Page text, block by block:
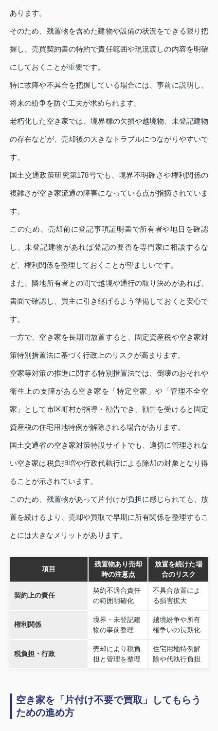
あります。
そのため、残置物を含めた建物や設備の状況をできる限り把
握し、売買契約書の特約で責任範囲や現況渡しの内容を明確
にしておくことが重要です。
特に故障や不具合を把握している場合には、事前に説明し、
将来の紛争を防ぐ工夫が求められます。
老朽化した空き家では、境界標の欠損や越境物、未登記建物
の存在などが、売却後の大きなトラブルにつながりやすいで
す。
国土交通政策研究第178号でも、境界不明確さや権利関係の
複雑さが空き家流通の障害になっている点が指摘されていま
す。
このため、売却前に登記事項証明書で所有者や地目を確認
し、未登記建物があれば登記の要否を専門家に相談するな
ど、権利関係を整理しておくことが望ましいです。
また、隣地所有者との間で越境や通行の取り決めがあれば、
書面で確認し、買主に引き継げるよう準備しておくと安心で
す。
一方で、空き家を長期間放置すると、固定資産税や空き家対
策特別措置法に基づく行政上のリスクが高まります。
空家等対策の推進に関する特別措置法では、倒壊のおそれや
衛生上の支障がある空き家を「特定空家」や「管理不全空
家」として市区町村が指導・勧告でき、勧告を受けると固定
資産税の住宅用地特例が解除される場合があります。
国土交通省の空き家対策特設サイトでも、適切に管理されな
い空き家は税負担増や行政代執行による除却の対象となり得
ることが示されています。
このため、残置物があって片付けが負担に感じられても、放
置を続けるより、売却や買取で早期に所有関係を整理するこ
とには大きなメリットがあります。
項目
残置物あり売却
時の注意点
放置を続けた場
合のリスク
契約上の責任
契約不適合責任
の範囲明確化
不具合放置によ
る損害拡大
権利関係
境界・未登記建
物の事前整理
越境紛争や所有
権争いの長期化
税負担・行政
売却により税負
担と管理を整理
住宅用地特例解
除や代執行負担
空き家を「片付け不要で買取」してもらう
ための進め方